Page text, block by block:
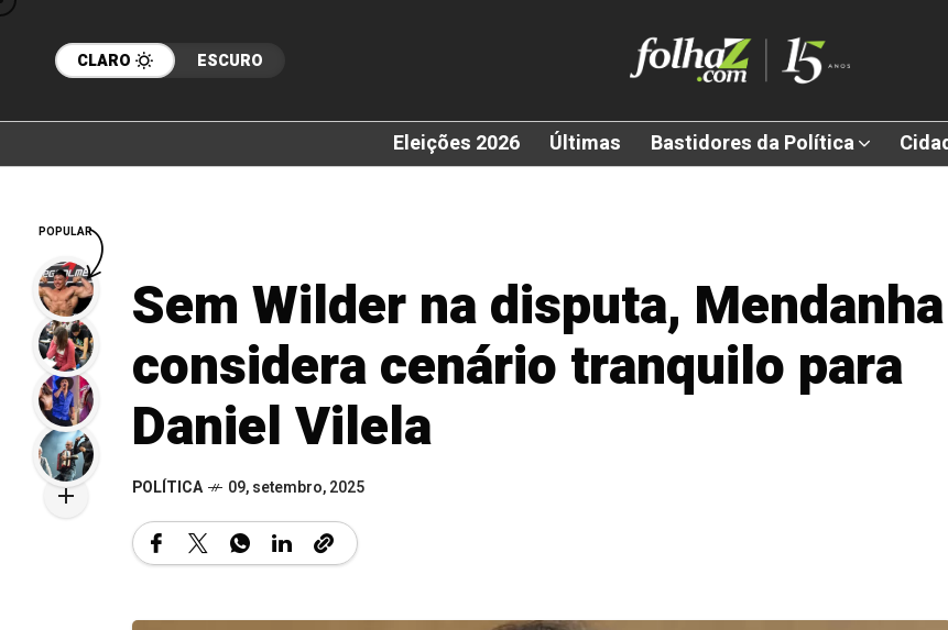
CLARO ESCURO
Eleições 2026 Últimas Bastidores da Política
Sem Wilder na disputa, Mendanha
considera cenário tranquilo para
Daniel Vilela
POLÍTICA 09, setembro, 2025
POPULAR